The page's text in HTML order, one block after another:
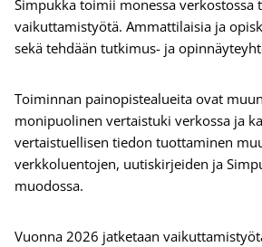
Simpukka toimii monessa verkostossa
vaikuttamistyötä. Ammattilaisia ja
sekä tehdään tutkimus- ja
Toiminnan painopistealueita ovat
monipuolinen vertaistuki verkossa ja
vertaistuellisen tiedon tuottaminen
verkkoluentojen, uutiskirjeiden ja
muodossa.
Vuonna 2026 jatketaan